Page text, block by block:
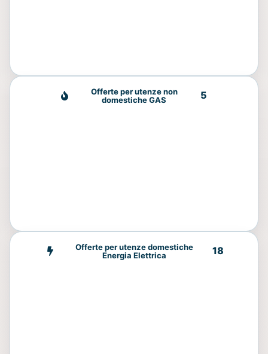
Offerte per utenze non
domestiche GAS
5
Offerte per utenze domestiche
Energia Elettrica
18